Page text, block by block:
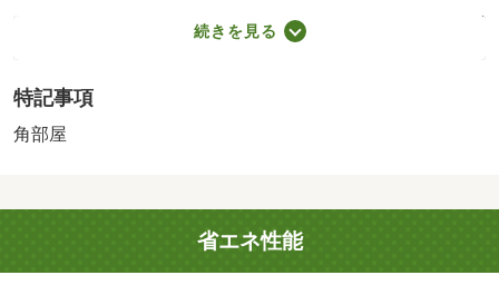
文京区立駕籠町小学校（676m）、私立文京学院大学女子中
スーパー（312m）、コンビニ（112m）、ドラッグストア
（50m）、商店街（231m）
■注目の企業として地上波テレビ番組「ビジネスビジョ
ン」に取り上げられました ■センチュリー２１ 個人年
間Ｎｏ．１営業マンが複数在籍しております。■私たちは
続きを見る
特記事項
角部屋
省エネ性能